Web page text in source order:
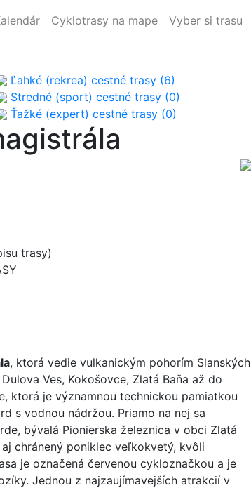
Cyklotrasy na mape Vyber si trasu
Ľahké (rekrea) cestné trasy (6)
Stredné (sport) cestné trasy (0)
Ťažké (expert) cestné trasy (0)
trasy)
, ktorá vedie vulkanickým pohorím Slanských
Ves, Kokošovce, Zlatá Baňa až do
ktorá je významnou technickou pamiatkou
s vodnou nádržou. Priamo na nej sa
bývalá Pionierska železnica v obci Zlatá
chránený poniklec veľkokvetý, kvôli
je označená červenou cykloznačkou a je
Jednou z najzaujímavejších atrakcií v